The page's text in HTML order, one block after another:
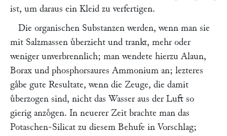
ist, um daraus ein Kleid zu verfertigen.
Die organischen Substanzen werden, wenn man sie
mit Salzmassen uͤberzieht und trankt, mehr oder
weniger unverbrennlich; man wendete hierzu Alaun,
Borax und phosphorsaures Ammonium an; lezteres
gaͤbe gute Resultate, wenn die Zeuge, die damit
uͤberzogen sind, nicht das Wasser aus der Luft so
gierig anzoͤgen. In neuerer Zeit brachte man das
Potaschen-Silicat zu diesem Behufe in Vorschlag;